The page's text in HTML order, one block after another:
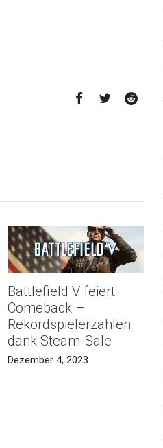
Battlefield V feiert
Comeback –
Rekordspielerzahlen
dank Steam-Sale
Dezember 4, 2023